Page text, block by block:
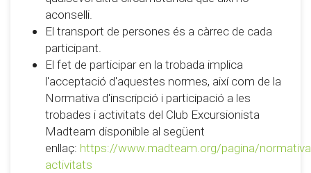
aconselli.
El transport de persones és a càrrec de cada
participant.
El fet de participar en la trobada implica
l'acceptació d'aquestes normes, així com de la
Normativa d'inscripció i participació a les
trobades i activitats del Club Excursionista
Madteam disponible al següent
enllaç: https://www.madteam.org/pagina/
activitats